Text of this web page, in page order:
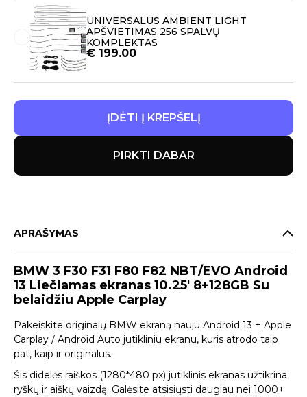
UNIVERSALUS AMBIENT LIGHT
APŠVIETIMAS 256 SPALVŲ
KOMPLEKTAS
€ 199.00
ĮDĖTI Į KREPŠELĮ
PIRKTI DABAR
APRAŠYMAS
BMW 3 F30 F31 F80 F82 NBT/EVO Android
13 Liečiamas ekranas 10.25′ 8+128GB Su
belaidžiu Apple Carplay
Pakeiskite originalų BMW ekraną nauju Android 13 + Apple
Carplay / Android Auto jutikliniu ekranu, kuris atrodo taip
pat, kaip ir originalus.
Šis didelės raiškos (1280*480 px) jutiklinis ekranas užtikrina
ryškų ir aiškų vaizdą. Galėsite atsisiųsti daugiau nei 1000+